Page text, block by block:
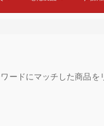
ードにマッチした商品を